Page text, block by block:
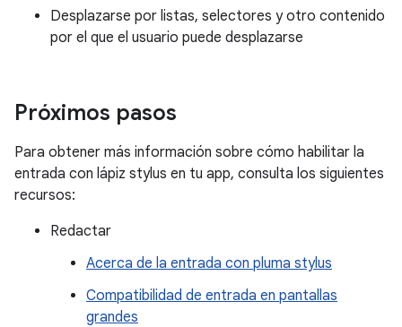
Desplazarse por listas, selectores y otro contenido
por el que el usuario puede desplazarse
Próximos pasos
Para obtener más información sobre cómo habilitar la
entrada con lápiz stylus en tu app, consulta los siguientes
recursos:
Redactar
Acerca de la entrada con pluma stylus
Compatibilidad de entrada en pantallas
grandes